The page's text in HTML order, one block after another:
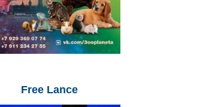
Free Lance